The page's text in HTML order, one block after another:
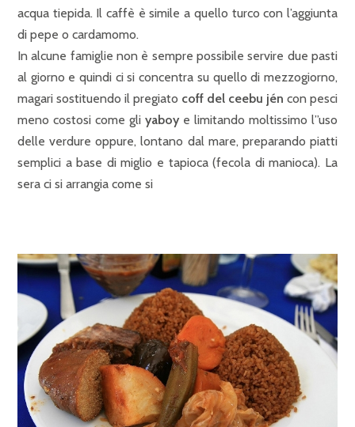
acqua tiepida. Il caffè è simile a quello turco con l’aggiunta
di pepe o cardamomo.
In alcune famiglie non è sempre possibile servire due pasti
al giorno e quindi ci si concentra su quello di mezzogiorno,
magari sostituendo il pregiato coff del ceebu jén con pesci
meno costosi come gli yaboye limitando moltissimo l”uso
delle verdure oppure, lontano dal mare, preparando piatti
semplici a base di miglio e tapioca (fecola di manioca). La
sera ci si arrangia come si